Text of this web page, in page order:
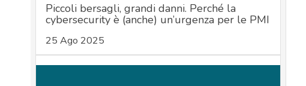
Piccoli bersagli, grandi danni. Perché la
cybersecurity è (anche) un’urgenza per le PMI
25 Ago 2025